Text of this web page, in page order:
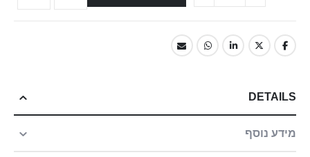
DETAILS
מידע נוסף